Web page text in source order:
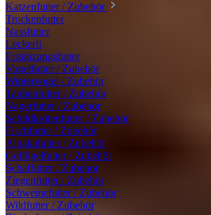
Katzenfutter / Zubehör
Trockenfutter
Nassfutter
Leckerli
Ergänzungsfutter
Vogelfutter / Zubehör
Wintervögel / Zubehör
Taubenfutter / Zubehör
Nagerfutter / Zubehör
Schildkrötenfutter / Zubehör
Fischfutter / Zubehör
Alpakafutter / Zubehör
Geflügelfutter / Zubehör
Schaffutter / Zubehör
Ziegenfutter / Zubehör
Schweinefutter / Zubehör
Wildfutter / Zubehör